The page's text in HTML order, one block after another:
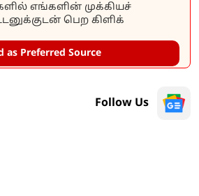
எங்களின் முக்கியச்
பெற கிளிக்
as Preferred Source
Follow Us